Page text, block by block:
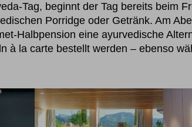
Tag, beginnt der Tag bereits beim
Porridge oder Getränk. Am
Halbpension eine ayurvedische
à la carte bestellt werden – ebenso